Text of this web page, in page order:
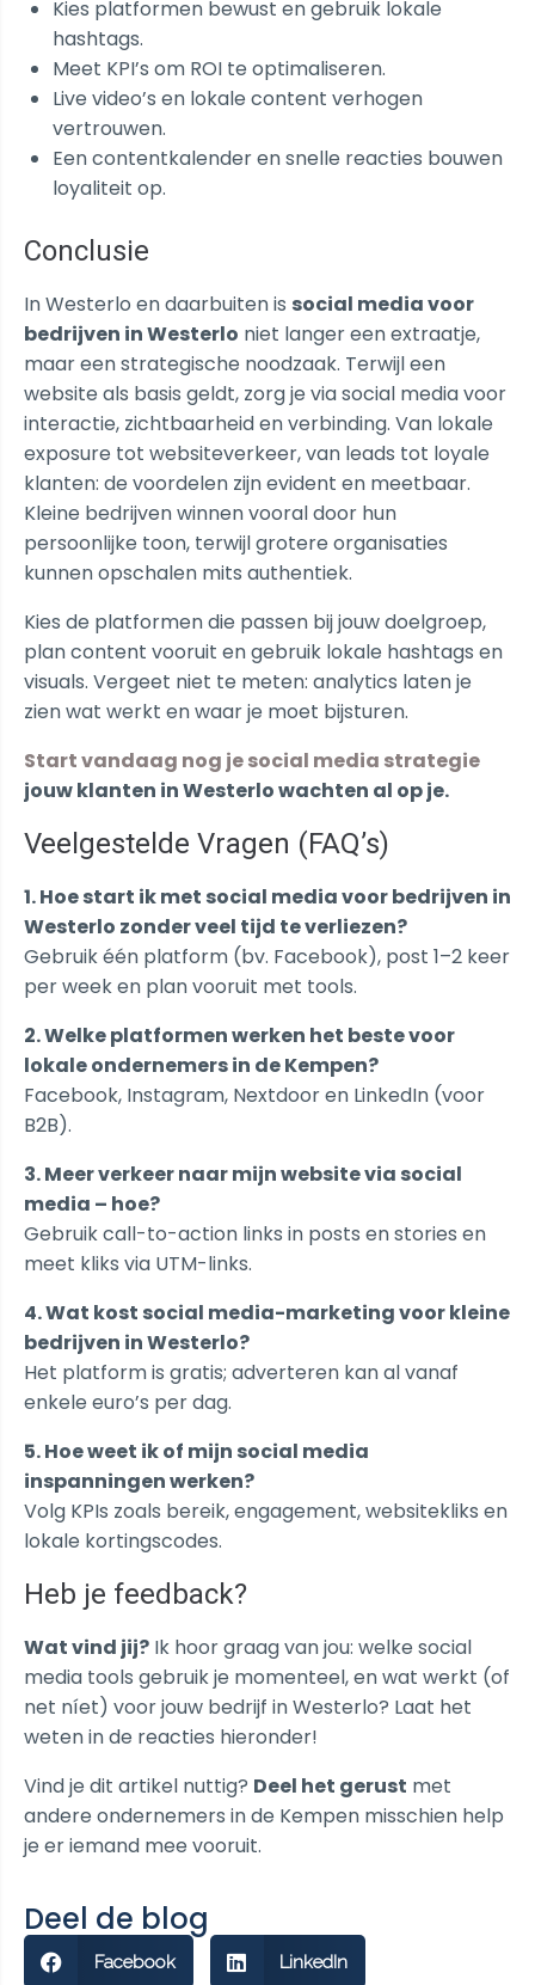
Kies platformen bewust en gebruik lokale
hashtags.
Meet KPI’s om ROI te optimaliseren.
Live video’s en lokale content verhogen
vertrouwen.
Een contentkalender en snelle reacties bouwen
loyaliteit op.
Conclusie
In Westerlo en daarbuiten is social media voor
bedrijven in Westerlo niet langer een extraatje,
maar een strategische noodzaak. Terwijl een
website als basis geldt, zorg je via social media voor
interactie, zichtbaarheid en verbinding. Van lokale
exposure tot websiteverkeer, van leads tot loyale
klanten: de voordelen zijn evident en meetbaar.
Kleine bedrijven winnen vooral door hun
persoonlijke toon, terwijl grotere organisaties
kunnen opschalen mits authentiek.
Kies de platformen die passen bij jouw doelgroep,
plan content vooruit en gebruik lokale hashtags en
visuals. Vergeet niet te meten: analytics laten je
zien wat werkt en waar je moet bijsturen.
Start vandaag nog je social media strategie
jouw klanten in Westerlo wachten al op je.
Veelgestelde Vragen (FAQ’s)
1. Hoe start ik met social media voor bedrijven in
Westerlo zonder veel tijd te verliezen?
Gebruik één platform (bv. Facebook), post 1–2 keer
per week en plan vooruit met tools.
2. Welke platformen werken het beste voor
lokale ondernemers in de Kempen?
Facebook, Instagram, Nextdoor en LinkedIn (voor
B2B).
3. Meer verkeer naar mijn website via social
media – hoe?
Gebruik call-to-action links in posts en stories en
meet kliks via UTM-links.
4. Wat kost social media-marketing voor kleine
bedrijven in Westerlo?
Het platform is gratis; adverteren kan al vanaf
enkele euro’s per dag.
5. Hoe weet ik of mijn social media
inspanningen werken?
Volg KPIs zoals bereik, engagement, websitekliks en
lokale kortingscodes.
Heb je feedback?
Wat vind jij? Ik hoor graag van jou: welke social
media tools gebruik je momenteel, en wat werkt (of
net níet) voor jouw bedrijf in Westerlo? Laat het
weten in de reacties hieronder!
Vind je dit artikel nuttig? Deel het gerust met
andere ondernemers in de Kempen misschien help
je er iemand mee vooruit.
Deel de blog
Facebook LinkedIn